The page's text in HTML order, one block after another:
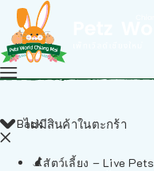
ไม่มีสินค้าในตะกร้า
Back
สัตว์เลี้ยง – Live Pets